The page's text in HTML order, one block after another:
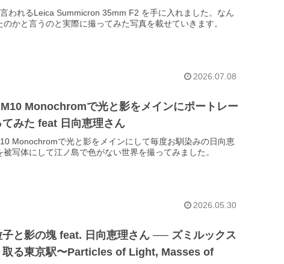
われるLeica Summicron 35mm F2 を手に入れました。なん
のかと言うのと実際に撮ってみた写真を載せていきます。
2026.07.08
Monochromで光と影をメインにポートレー
てみた feat 日向恵理さん
Monochromで光と影をメインにして毎度お馴染みの日向恵
被写体にして江ノ島で色がない世界を撮ってみました。
2026.05.30
子と影の塊 feat. 日向恵理さん ── ズミルックス
取る東京駅〜Particles of Light, Masses of